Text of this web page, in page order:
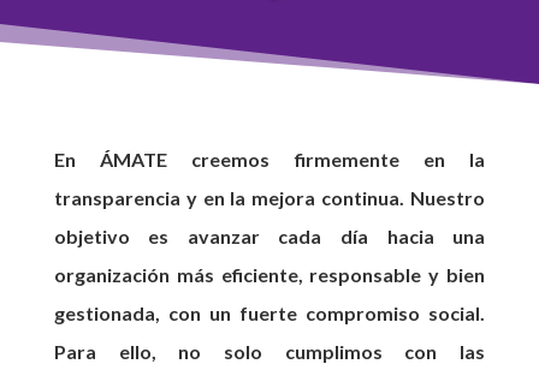
En ÁMATE creemos firmemente en la
transparencia y en la mejora continua. Nuestro
objetivo es avanzar cada día hacia una
organización más eficiente, responsable y bien
gestionada, con un fuerte compromiso social.
Para ello, no solo cumplimos con las